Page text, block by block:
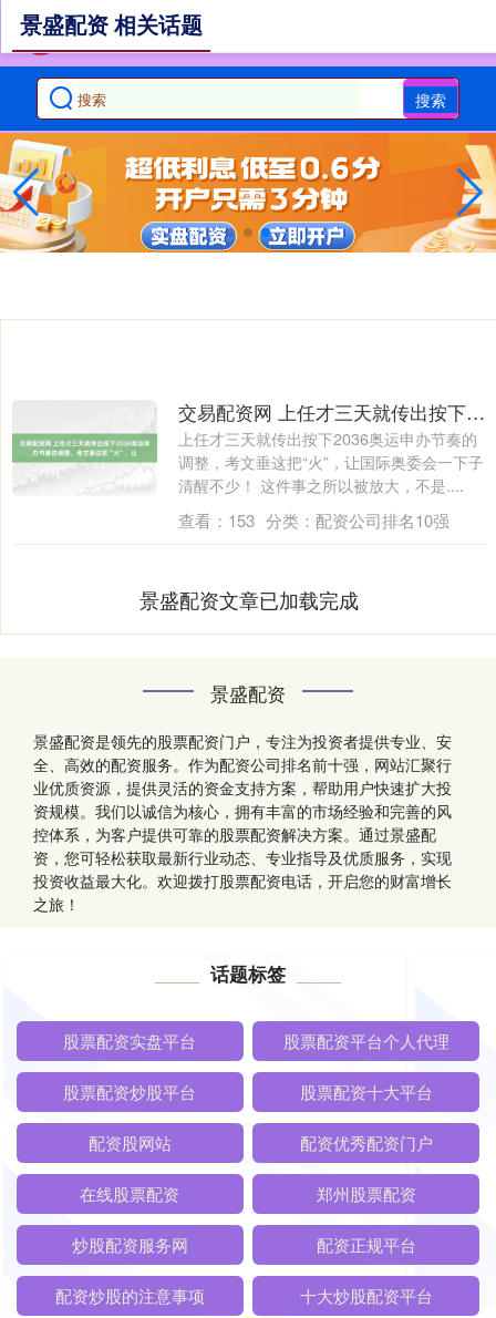
搜索
景盛配资 相关话题
交易配资网 上任才三天就传出按下2036奥运申办节奏的调整，考文垂这把“火”，让
上任才三天就传出按下2036奥运申办节奏的
调整，考文垂这把“火”，让国际奥委会一下子
清醒不少！ 这件事之所以被放大，不是....
查看： 153 分类： 配资公司排名10强
景盛配资文章已加载完成
景盛配资
景盛配资是领先的股票配资门户，专注为投资者提供专业、安
全、高效的配资服务。作为配资公司排名前十强，网站汇聚行
业优质资源，提供灵活的资金支持方案，帮助用户快速扩大投
资规模。我们以诚信为核心，拥有丰富的市场经验和完善的风
控体系，为客户提供可靠的股票配资解决方案。通过景盛配
资，您可轻松获取最新行业动态、专业指导及优质服务，实现
投资收益最大化。欢迎拨打股票配资电话，开启您的财富增长
之旅！
话题标签
股票配资实盘平台 股票配资平台个人代理
股票配资炒股平台 股票配资十大平台
配资股网站 配资优秀配资门户
在线股票配资 郑州股票配资
炒股配资服务网 配资正规平台
配资炒股的注意事项 十大炒股配资平台